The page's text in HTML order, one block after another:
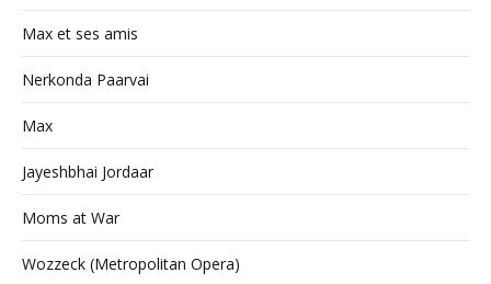
Max et ses amis
Nerkonda Paarvai
Max
Jayeshbhai Jordaar
Moms at War
Wozzeck (Metropolitan Opera)